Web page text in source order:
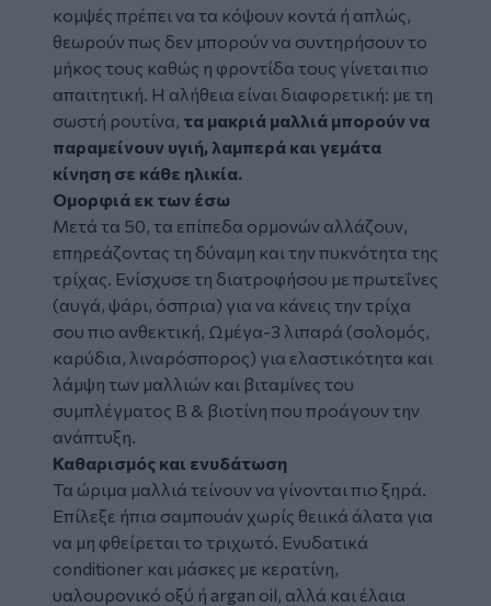
κομψές πρέπει να τα κόψουν κοντά ή απλώς,
θεωρούν πως δεν μπορούν να συντηρήσουν το
μήκος τους καθώς η φροντίδα τους γίνεται πιο
απαιτητική. Η αλήθεια είναι διαφορετική: με τη
σωστή ρουτίνα, τα μακριά μαλλιά μπορούν να
παραμείνουν υγιή, λαμπερά και γεμάτα
κίνηση σε κάθε ηλικία.
Ομορφιά εκ των έσω
Μετά τα 50, τα επίπεδα ορμονών αλλάζουν,
επηρεάζοντας τη δύναμη και την πυκνότητα της
τρίχας. Ενίσχυσε τη διατροφήσου με πρωτεΐνες
(αυγά, ψάρι, όσπρια) για να κάνεις την τρίχα
σου πιο ανθεκτική, Ωμέγα-3 λιπαρά (σολομός,
καρύδια, λιναρόσπορος) για ελαστικότητα και
λάμψη των μαλλιών και βιταμίνες του
συμπλέγματος Β & βιοτίνη που προάγουν την
ανάπτυξη.
Καθαρισμός και ενυδάτωση
Τα ώριμα μαλλιά τείνουν να γίνονται πιο ξηρά.
Επίλεξε ήπια σαμπουάν χωρίς θειικά άλατα για
να μη φθείρεται το τριχωτό. Ενυδατικά
conditioner και μάσκες με κερατίνη,
υαλουρονικό οξύ ή argan oil, αλλά και έλαια